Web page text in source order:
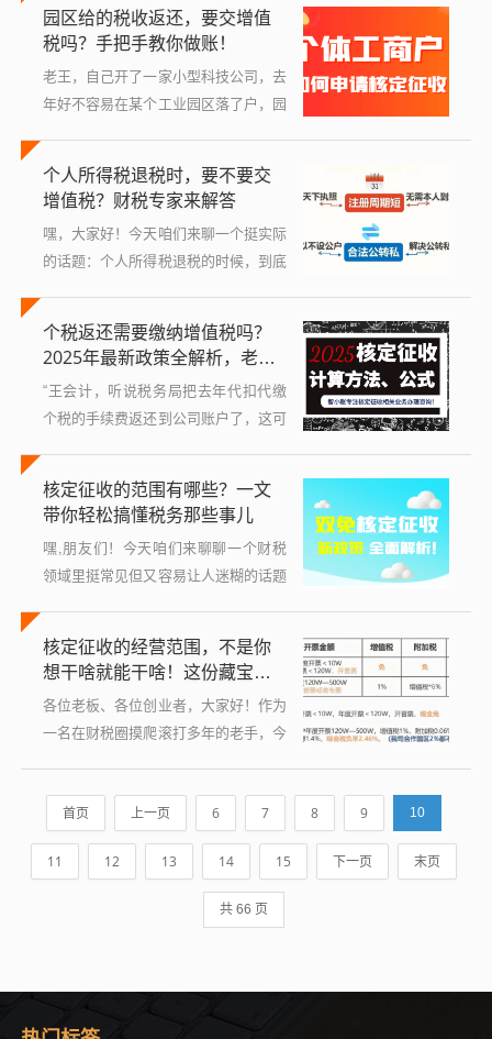
来：这笔“意外之财”，公司需不需要把
它算作...
园区给的税收返还，要交增值
税吗？手把手教你做账！
老王，自己开了一家小型科技公司，去
年好不容易在某个工业园区落了户，园
老王心里正美呢，公司的会计小张却拿
着银行...
个人所得税退税时，要不要交
增值税？财税专家来解答
嘿，大家好！今天咱们来聊一个挺实际
的话题：个人所得税退税的时候，到底
退回来，会不会又被增值税‘咬’一口？”
个税返还需要缴纳增值税吗？
2025年最新政策全解析，老板
和会计必看！
“王会计，听说税务局把去年代扣代缴
个税的手续费返还到公司账户了，这可
来，”如果你正在为这个问题挠头,那今
天可来...
核定征收的范围有哪些？一文
带你轻松搞懂税务那些事儿
嘿,朋友们！今天咱们来聊聊一个财税
领域里挺常见但又容易让人迷糊的话题
能早就听说过“核定征收”这个词，但具
体它...
核定征收的经营范围，不是你
想干啥就能干啥！这份藏宝图
请收好
各位老板、各位创业者，大家好！作为
一名在财税圈摸爬滚打多年的老手，今
核定征收，特别是它的经营范围，你可
能听过...
首页 上一页 6 7 8 9 10
11 12 13 14 15 下一页 末页
共 66 页